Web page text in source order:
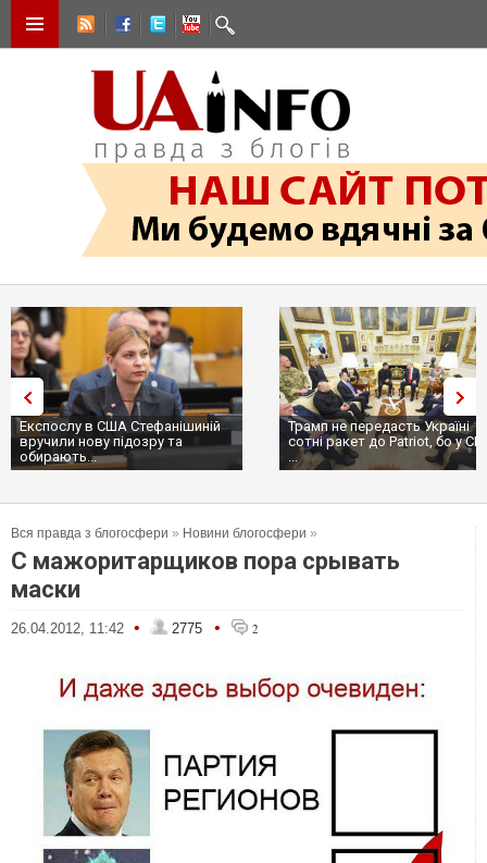
Експослу в США Стефанішиній
вручили нову підозру та
обирають...
Трамп не передасть Україні
сотні ракет до Patriot, бо у
...
Вся правда з блогосфери » Новини блогосфери »
С мажоритарщиков пора срывать
маски
26.04.2012, 11:42 • 2775 • 2